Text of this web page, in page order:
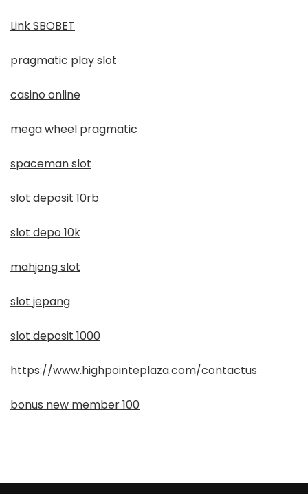
Link SBOBET
pragmatic play slot
casino online
mega wheel pragmatic
spaceman slot
slot deposit 10rb
slot depo 10k
mahjong slot
slot jepang
slot deposit 1000
https://www.highpointeplaza.com/contactus
bonus new member 100